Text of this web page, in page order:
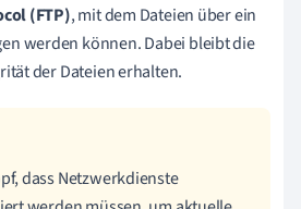
(FTP), mit dem Dateien über ein
werden können. Dabei bleibt die
der Dateien erhalten.
dass Netzwerkdienste